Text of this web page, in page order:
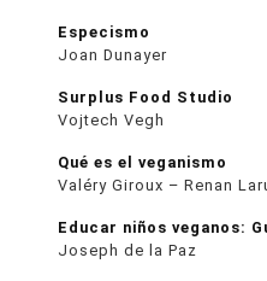
Especismo
Joan Dunayer
Surplus Food Studio
Vojtech Vegh
Qué es el veganismo
Valéry Giroux – Renan
Educar niños veganos:
Joseph de la Paz